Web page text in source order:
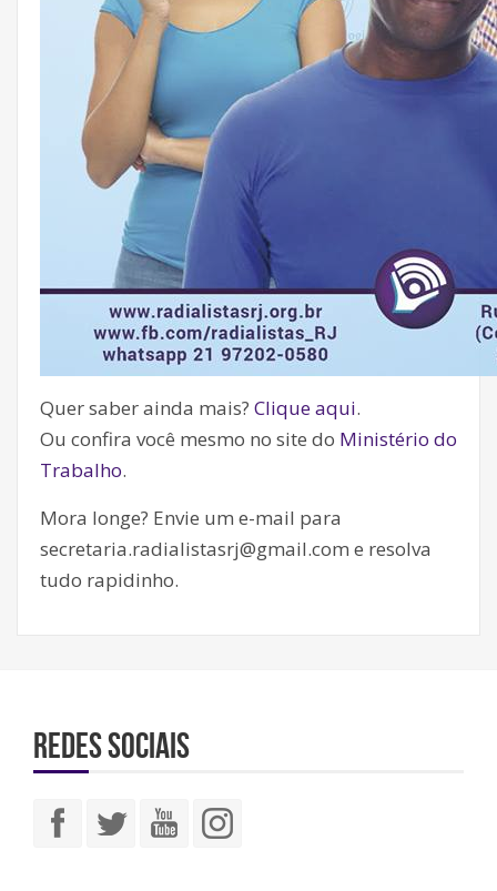
Quer saber ainda mais? Clique aqui.
Ou confira você mesmo no site do Ministério do
Trabalho.
Mora longe? Envie um e-mail para
secretaria.radialistasrj@gmail.com e resolva
tudo rapidinho.
Redes sociais